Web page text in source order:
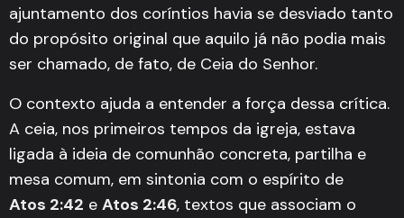
ajuntamento dos coríntios havia se desviado tanto
do propósito original que aquilo já não podia mais
ser chamado, de fato, de Ceia do Senhor.
O contexto ajuda a entender a força dessa crítica.
A ceia, nos primeiros tempos da igreja, estava
ligada à ideia de comunhão concreta, partilha e
mesa comum, em sintonia com o espírito de
Atos 2:42 e Atos 2:46, textos que associam o